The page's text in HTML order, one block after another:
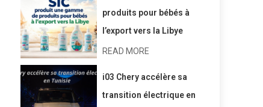
produits pour bébés à
l’export vers la Libye
READ MORE
i03 Chery accélère sa
transition électrique en